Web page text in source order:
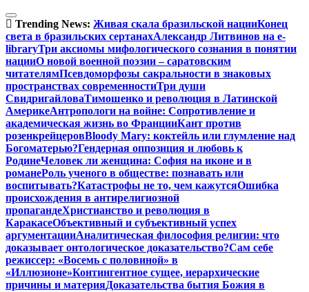
Перейти
к
содержимому
Trending News: Живая скала бразильской нацииКонец
света в бразильских сертанахАлександр Литвинов на e-
libraryТри аксиомы мифологического сознания в понятии
нацииО новой военной поэзии – саратовским
читателямПсевдоморфозы сакральности в знаковых
пространствах современностиТри души
СвидригайловаТимошенко и революция в Латинской
АмерикеАнтропологи на войне: Сопротивление и
академическая жизнь во ФранцииКант против
розенкрейцеровBloody Mary: коктейль или глумление над
Богоматерью?Гендерная оппозиция и любовь к
РодинеЧеловек ли женщина: София на иконе и в
романеРоль ученого в обществе: познавать или
воспитывать?Катастрофы не то, чем кажутсяОшибка
происхождения в антирелигиозной
пропагандеХристианство и революция в
КаракасеОбъективный и субъективный успех
аргументацииАналитическая философия религии: что
доказывает онтологическое доказательство?Сам себе
режиссер: «Восемь с половиной» в
«Иллюзионе»Контингентное сущее, иерархические
причины и материяДоказательства бытия Божия в